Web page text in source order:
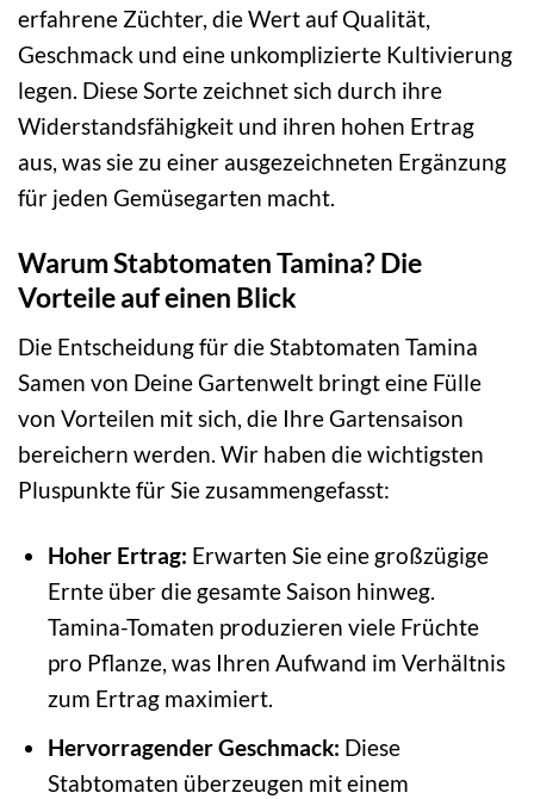
erfahrene Züchter, die Wert auf Qualität,
Geschmack und eine unkomplizierte Kultivierung
legen. Diese Sorte zeichnet sich durch ihre
Widerstandsfähigkeit und ihren hohen Ertrag
aus, was sie zu einer ausgezeichneten Ergänzung
für jeden Gemüsegarten macht.
Warum Stabtomaten Tamina? Die
Vorteile auf einen Blick
Die Entscheidung für die Stabtomaten Tamina
Samen von Deine Gartenwelt bringt eine Fülle
von Vorteilen mit sich, die Ihre Gartensaison
bereichern werden. Wir haben die wichtigsten
Pluspunkte für Sie zusammengefasst:
Hoher Ertrag: Erwarten Sie eine großzügige
Ernte über die gesamte Saison hinweg.
Tamina-Tomaten produzieren viele Früchte
pro Pflanze, was Ihren Aufwand im Verhältnis
zum Ertrag maximiert.
Hervorragender Geschmack: Diese
Stabtomaten überzeugen mit einem